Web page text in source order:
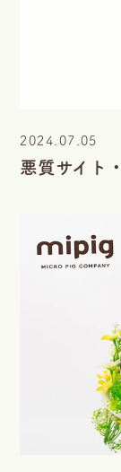
2024.07.05
悪質サイト